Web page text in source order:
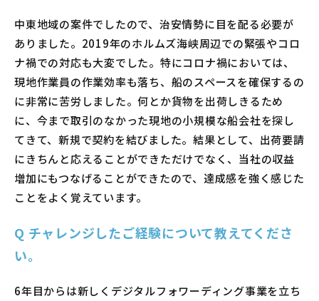
中東地域の案件でしたので、治安情勢に目を配る必要が
ありました。2019年のホルムズ海峡周辺での緊張やコロ
ナ禍での対応も大変でした。特にコロナ禍においては、
現地作業員の作業効率も落ち、船のスペースを確保するの
に非常に苦労しました。何とか貨物を出荷しきるため
に、今まで取引のなかった現地の小規模な船会社を探し
てきて、新規で契約を結びました。結果として、出荷要請
にきちんと応えることができただけでなく、当社の収益
増加にもつなげることができたので、達成感を強く感じた
ことをよく覚えています。
Q チャレンジしたご経験について教えてくださ
い。
6年目からは新しくデジタルフォワーディング事業を立ち